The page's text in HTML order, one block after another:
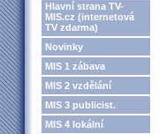
Hlavní strana TV-
MIS.cz (internetová
TV zdarma)
Novinky
MIS 1 zábava
MIS 2 vzdělání
MIS 3 publicist.
MIS 4 lokální